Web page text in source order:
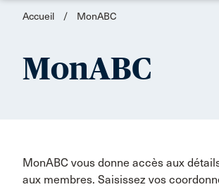
Accueil / MonABC
MonABC
MonABC vous donne accès aux
aux membres. Saisissez vos